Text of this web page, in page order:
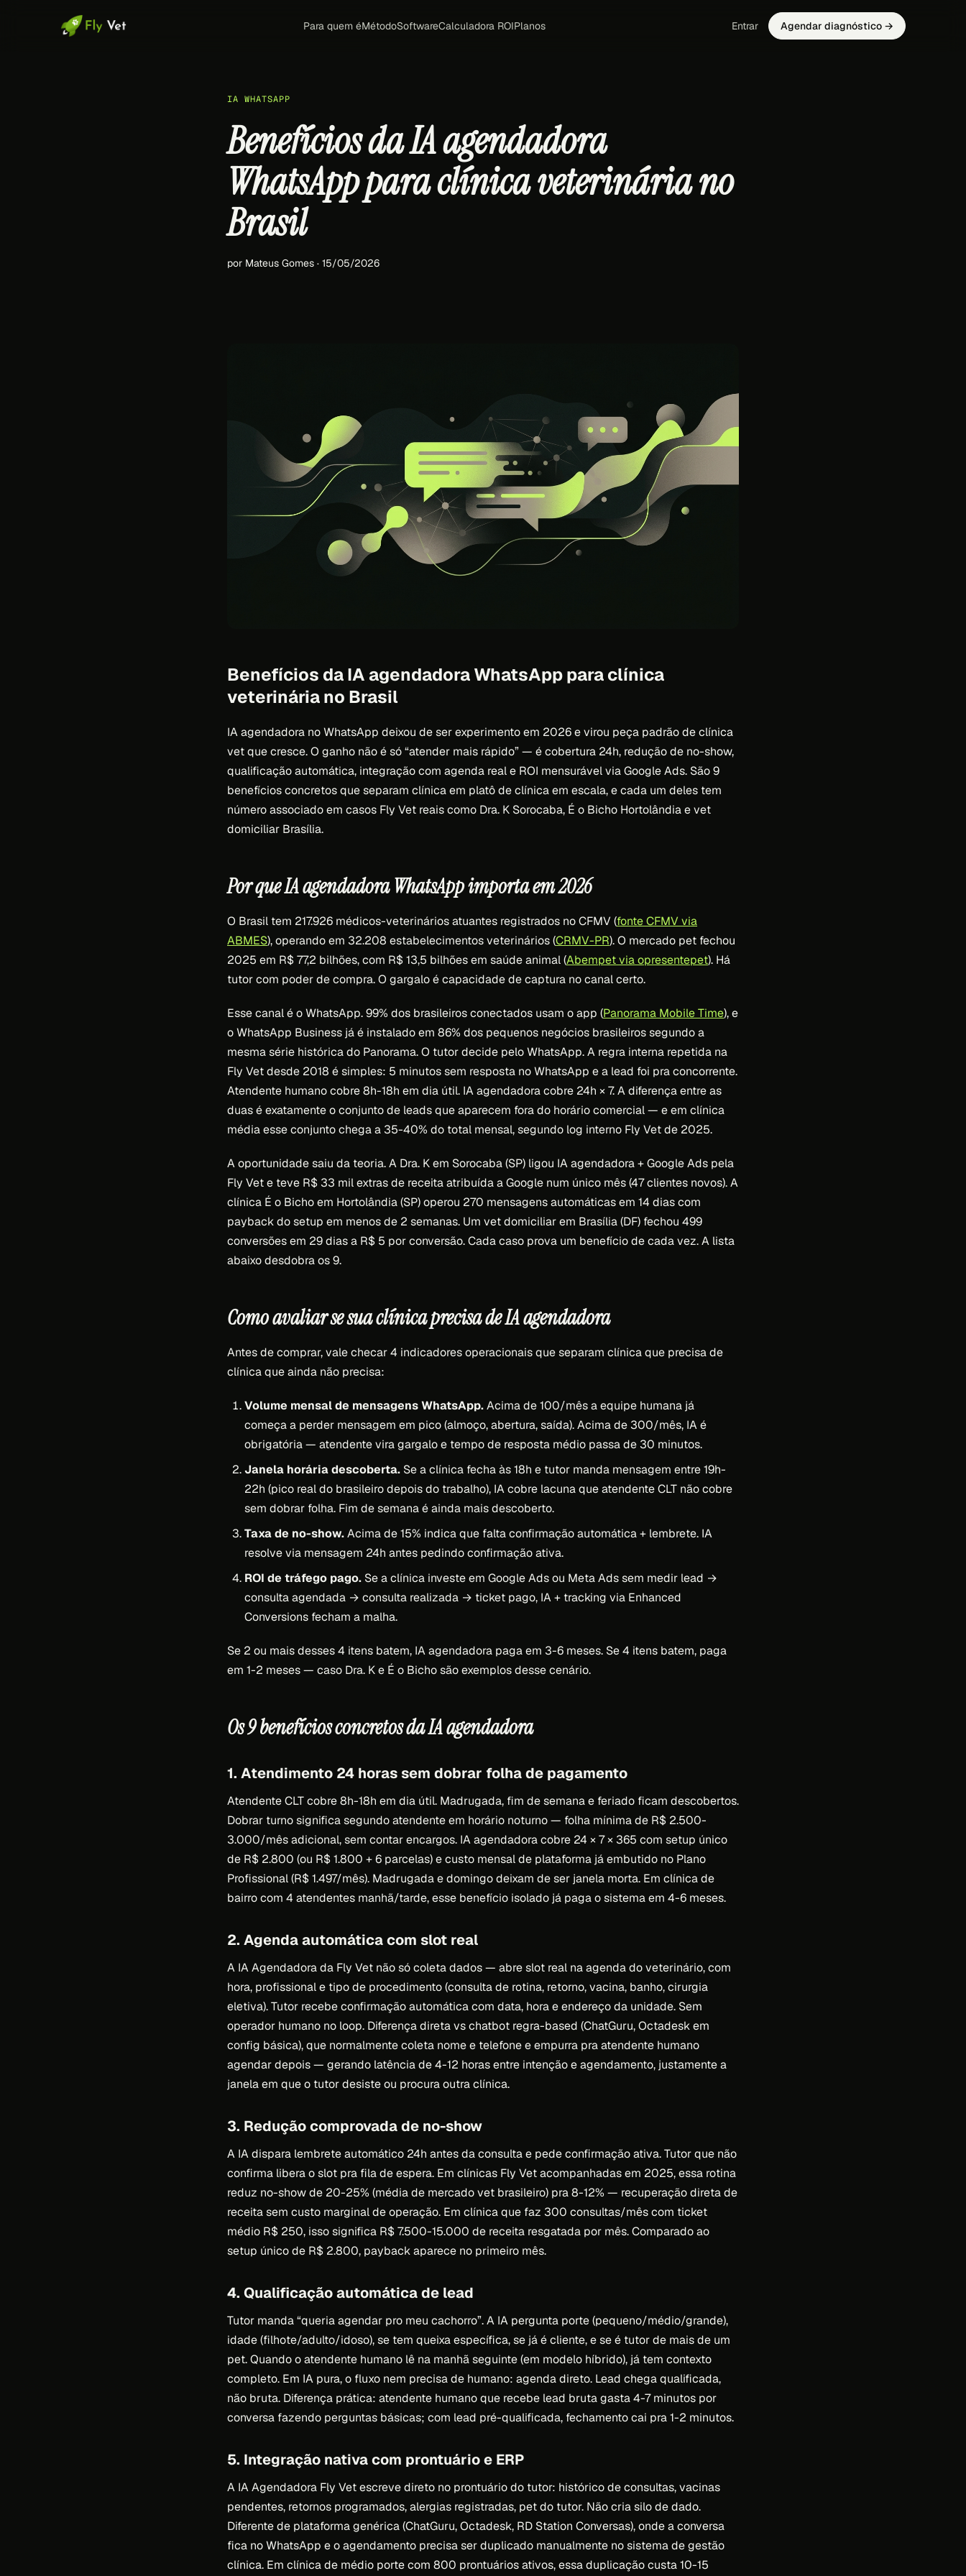
Para quem éMétodoSoftwareCalculadora ROIPlanos Entrar Agendar diagnóstico →
IA WHATSAPP
Benefícios da IA agendadora
WhatsApp para clínica veterinária no
Brasil
por Mateus Gomes · 15/05/2026
Benefícios da IA agendadora WhatsApp para clínica
veterinária no Brasil
IA agendadora no WhatsApp deixou de ser experimento em 2026 e virou peça padrão de clínica
vet que cresce. O ganho não é só “atender mais rápido” — é cobertura 24h, redução de no-show,
qualificação automática, integração com agenda real e ROI mensurável via Google Ads. São 9
benefícios concretos que separam clínica em platô de clínica em escala, e cada um deles tem
número associado em casos Fly Vet reais como Dra. K Sorocaba, É o Bicho Hortolândia e vet
domiciliar Brasília.
Por que IA agendadora WhatsApp importa em 2026
O Brasil tem 217.926 médicos-veterinários atuantes registrados no CFMV (fonte CFMV via
ABMES), operando em 32.208 estabelecimentos veterinários (CRMV-PR). O mercado pet fechou
2025 em R$ 77,2 bilhões, com R$ 13,5 bilhões em saúde animal (Abempet via opresentepet). Há
tutor com poder de compra. O gargalo é capacidade de captura no canal certo.
Esse canal é o WhatsApp. 99% dos brasileiros conectados usam o app (Panorama Mobile Time), e
o WhatsApp Business já é instalado em 86% dos pequenos negócios brasileiros segundo a
mesma série histórica do Panorama. O tutor decide pelo WhatsApp. A regra interna repetida na
Fly Vet desde 2018 é simples: 5 minutos sem resposta no WhatsApp e a lead foi pra concorrente.
Atendente humano cobre 8h-18h em dia útil. IA agendadora cobre 24h × 7. A diferença entre as
duas é exatamente o conjunto de leads que aparecem fora do horário comercial — e em clínica
média esse conjunto chega a 35-40% do total mensal, segundo log interno Fly Vet de 2025.
A oportunidade saiu da teoria. A Dra. K em Sorocaba (SP) ligou IA agendadora + Google Ads pela
Fly Vet e teve R$ 33 mil extras de receita atribuída a Google num único mês (47 clientes novos). A
clínica É o Bicho em Hortolândia (SP) operou 270 mensagens automáticas em 14 dias com
payback do setup em menos de 2 semanas. Um vet domiciliar em Brasília (DF) fechou 499
conversões em 29 dias a R$ 5 por conversão. Cada caso prova um benefício de cada vez. A lista
abaixo desdobra os 9.
Como avaliar se sua clínica precisa de IA agendadora
Antes de comprar, vale checar 4 indicadores operacionais que separam clínica que precisa de
clínica que ainda não precisa:
Volume mensal de mensagens WhatsApp.Acima de 100/mês a equipe humana já
começa a perder mensagem em pico (almoço, abertura, saída). Acima de 300/mês, IA é
obrigatória — atendente vira gargalo e tempo de resposta médio passa de 30 minutos.
Janela horária descoberta. Se a clínica fecha às 18h e tutor manda mensagem entre 19h-
22h (pico real do brasileiro depois do trabalho), IA cobre lacuna que atendente CLT não cobre
sem dobrar folha. Fim de semana é ainda mais descoberto.
Taxa de no-show.Acima de 15% indica que falta confirmação automática + lembrete. IA
resolve via mensagem 24h antes pedindo confirmação ativa.
ROI de tráfego pago. Se a clínica investe em Google Ads ou Meta Ads sem medir lead →
consulta agendada → consulta realizada → ticket pago, IA + tracking via Enhanced
Conversions fecham a malha.
Se 2 ou mais desses 4 itens batem, IA agendadora paga em 3-6 meses. Se 4 itens batem, paga
em 1-2 meses — caso Dra. K e É o Bicho são exemplos desse cenário.
Os 9 benefícios concretos da IA agendadora
1. Atendimento 24 horas sem dobrar folha de pagamento
Atendente CLT cobre 8h-18h em dia útil. Madrugada, fim de semana e feriado ficam descobertos.
Dobrar turno significa segundo atendente em horário noturno — folha mínima de R$ 2.500-
3.000/mês adicional, sem contar encargos. IA agendadora cobre 24 × 7 × 365 com setup único
de R$ 2.800 (ou R$ 1.800 + 6 parcelas) e custo mensal de plataforma já embutido no Plano
Profissional (R$ 1.497/mês). Madrugada e domingo deixam de ser janela morta. Em clínica de
bairro com 4 atendentes manhã/tarde, esse benefício isolado já paga o sistema em 4-6 meses.
2. Agenda automática com slot real
A IA Agendadora da Fly Vet não só coleta dados — abre slot real na agenda do veterinário, com
hora, profissional e tipo de procedimento (consulta de rotina, retorno, vacina, banho, cirurgia
eletiva). Tutor recebe confirmação automática com data, hora e endereço da unidade. Sem
operador humano no loop. Diferença direta vs chatbot regra-based (ChatGuru, Octadesk em
config básica), que normalmente coleta nome e telefone e empurra pra atendente humano
agendar depois — gerando latência de 4-12 horas entre intenção e agendamento, justamente a
janela em que o tutor desiste ou procura outra clínica.
3. Redução comprovada de no-show
A IA dispara lembrete automático 24h antes da consulta e pede confirmação ativa. Tutor que não
confirma libera o slot pra fila de espera. Em clínicas Fly Vet acompanhadas em 2025, essa rotina
reduz no-show de 20-25% (média de mercado vet brasileiro) pra 8-12% — recuperação direta de
receita sem custo marginal de operação. Em clínica que faz 300 consultas/mês com ticket
médio R$ 250, isso significa R$ 7.500-15.000 de receita resgatada por mês. Comparado ao
setup único de R$ 2.800, payback aparece no primeiro mês.
4. Qualificação automática de lead
Tutor manda “queria agendar pro meu cachorro”. A IA pergunta porte (pequeno/médio/grande),
idade (filhote/adulto/idoso), se tem queixa específica, se já é cliente, e se é tutor de mais de um
pet. Quando o atendente humano lê na manhã seguinte (em modelo híbrido), já tem contexto
completo. Em IA pura, o fluxo nem precisa de humano: agenda direto. Lead chega qualificada,
não bruta. Diferença prática: atendente humano que recebe lead bruta gasta 4-7 minutos por
conversa fazendo perguntas básicas; com lead pré-qualificada, fechamento cai pra 1-2 minutos.
5. Integração nativa com prontuário e ERP
A IA Agendadora Fly Vet escreve direto no prontuário do tutor: histórico de consultas, vacinas
pendentes, retornos programados, alergias registradas, pet do tutor. Não cria silo de dado.
Diferente de plataforma genérica (ChatGuru, Octadesk, RD Station Conversas), onde a conversa
fica no WhatsApp e o agendamento precisa ser duplicado manualmente no sistema de gestão
clínica. Em clínica de médio porte com 800 prontuários ativos, essa duplicação custa 10-15